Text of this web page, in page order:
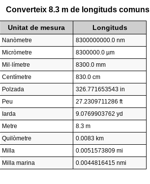
Converteix 8.3 m de longituds comuns
Unitat de mesura Longituds
Nanòmetre
8300000000.0 nm
Micròmetre
8300000.0 µm
Mil·límetre
8300.0 mm
Centímetre
830.0 cm
Polzada
326.771653543 in
Peu
27.2309711286 ft
Iarda
9.0769903762 yd
Metre
8.3 m
Quilòmetre
0.0083 km
Milla
0.0051573809 mi
Milla marina
0.0044816415 nmi